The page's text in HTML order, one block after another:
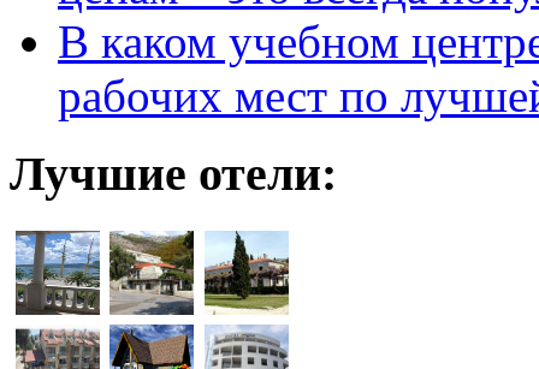
В каком учебном
рабочих мест по
Лучшие отели: